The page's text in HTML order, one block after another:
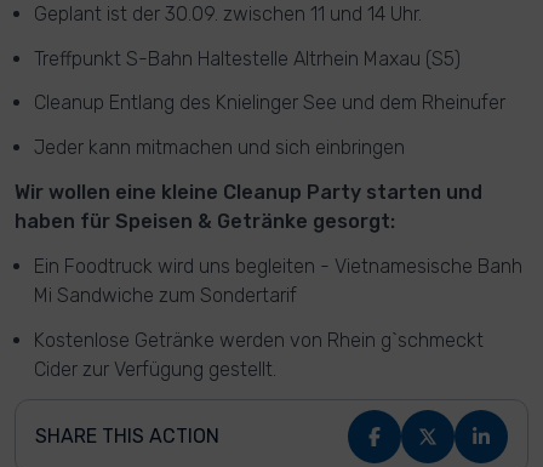
Geplant ist der 30.09. zwischen 11 und 14 Uhr.
Treffpunkt S-Bahn Haltestelle Altrhein Maxau (S5)
Cleanup Entlang des Knielinger See und dem Rheinufer
Jeder kann mitmachen und sich einbringen
Wir wollen eine kleine Cleanup Party starten und
haben für Speisen & Getränke gesorgt:
Ein Foodtruck wird uns begleiten - Vietnamesische Banh
Mi Sandwiche zum Sondertarif
Kostenlose Getränke werden von Rhein g`schmeckt
Cider zur Verfügung gestellt.
SHARE THIS ACTION